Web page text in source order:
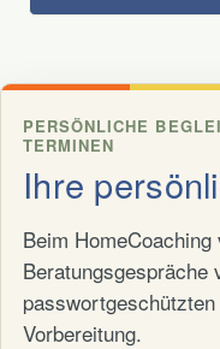
PERSÖNLICHE
TERMINEN
Ihre
Beim
Beratungsgespräche
Vorbereitung.